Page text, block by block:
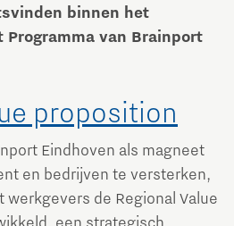
binnen het
van Brainport
proposition
Eindhoven als magneet
en bedrijven te versterken,
de Regional Value